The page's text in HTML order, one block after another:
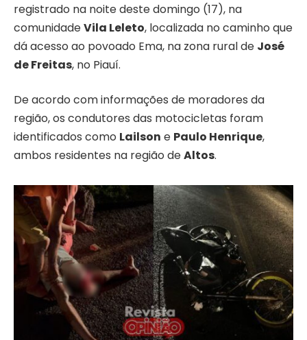
registrado na noite deste domingo (17), na
comunidadeVila Leleto, localizada no caminho que
dá acesso ao povoado Ema, na zona rural de José
de Freitas, no Piauí.
De acordo com informações de moradores da
região, os condutores das motocicletas foram
identificados como Lailson e Paulo Henrique,
ambos residentes na região deAltos.